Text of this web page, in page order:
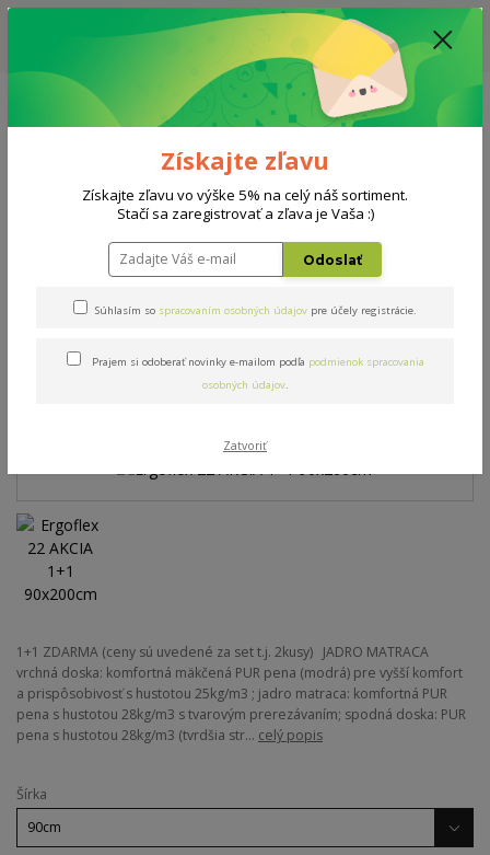
ZĽAVA: VŠETKY VYSTAVENÉ POSTELE ZA 400€ - CENA MATRACU A ROŠTU
PODĽA VÝBERU / DODACIA LEHOTA JE AKTUÁLNE 10-15 PRACOVNÝCH
Menu
0908 777 700 Po-So: 10-18 hod.
0
Ergoflex 22 AKCIA 1+1 90x200cm
Ergoflex 22 AKCIA 1+1
90x200cm
1+1 ZDARMA (ceny sú uvedené za set t.j. 2kusy) JADRO MATRACA
vrchná doska: komfortná mäkčená PUR pena (modrá) pre vyšší komfort
a prispôsobivosť s hustotou 25kg/m3 ; jadro matraca: komfortná PUR
pena s hustotou 28kg/m3 s tvarovým prerezávaním; spodná doska: PUR
pena s hustotou 28kg/m3 (tvrdšia str... celý popis
Šírka
Získajte zľavu
Získajte zľavu vo výške 5% na celý náš sortiment.
Stačí sa zaregistrovať a zľava je Vaša :)
Odoslať
Súhlasím so spracovaním osobných údajov pre účely registrácie.
Prajem si odoberať novinky e-mailom podľa podmienok spracovania
osobných údajov.
Zatvoriť